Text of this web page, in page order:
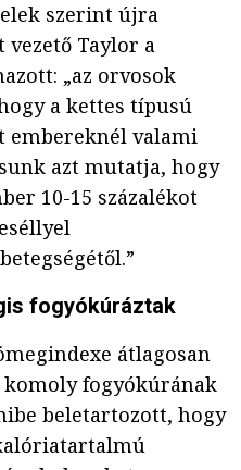
szerint újra
Taylor a
„az orvosok
a kettes típusú
embereknél valami
azt mutatja, hogy
10-15 százalékot
fogyókúráztak
átlagosan
komoly fogyókúrának
beletartozott, hogy